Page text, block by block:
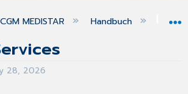
global hierarchy
CGM MEDISTAR Handbuch
28, 2026